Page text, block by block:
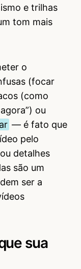
e trilhas
tom mais
o
(focar
(como
ou
— é fato que
pelo
detalhes
são um
ser a
sua